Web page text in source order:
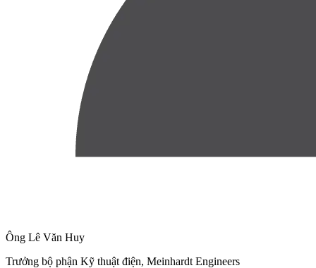
Ông Lê Văn Huy
Trưởng bộ phận Kỹ thuật điện, Meinhardt Engineers